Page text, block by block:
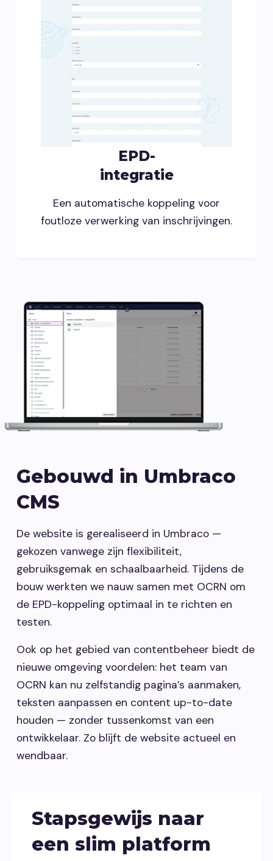
EPD-
integratie
Een automatische koppeling voor
foutloze verwerking van inschrijvingen.
Gebouwd in Umbraco
CMS
De website is gerealiseerd in Umbraco —
gekozen vanwege zijn flexibiliteit,
gebruiksgemak en schaalbaarheid. Tijdens de
bouw werkten we nauw samen met OCRN om
de EPD-koppeling optimaal in te richten en
testen.
Ook op het gebied van contentbeheer biedt de
nieuwe omgeving voordelen: het team van
OCRN kan nu zelfstandig pagina’s aanmaken,
teksten aanpassen en content up-to-date
houden — zonder tussenkomst van een
ontwikkelaar. Zo blijft de website actueel en
wendbaar.
Stapsgewijs naar
een slim platform